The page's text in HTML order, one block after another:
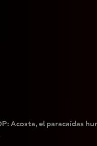
Acosta, el paracaídas